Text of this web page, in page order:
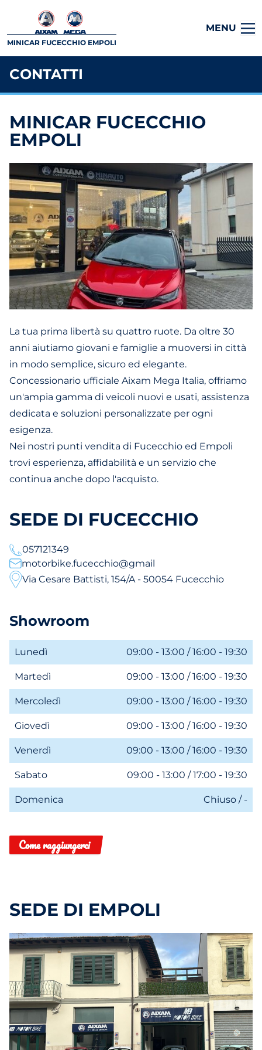
MINICAR FUCECCHIO EMPOLI
MENU
CONTATTI
MINICAR FUCECCHIO
EMPOLI
La tua prima libertà su quattro ruote. Da oltre 30
anni aiutiamo giovani e famiglie a muoversi in città
in modo semplice, sicuro ed elegante.
Concessionario ufficiale Aixam Mega Italia, offriamo
un'ampia gamma di veicoli nuovi e usati, assistenza
dedicata e soluzioni personalizzate per ogni
esigenza.
Nei nostri punti vendita di Fucecchio ed Empoli
trovi esperienza, affidabilità e un servizio che
continua anche dopo l'acquisto.
SEDE DI FUCECCHIO
057121349
motorbike.fucecchio@gmail
Via Cesare Battisti, 154/A - 50054 Fucecchio
Showroom
Lunedì 09:00 - 13:00 / 16:00 - 19:30
Martedì 09:00 - 13:00 / 16:00 - 19:30
Mercoledì 09:00 - 13:00 / 16:00 - 19:30
Giovedì 09:00 - 13:00 / 16:00 - 19:30
Venerdì 09:00 - 13:00 / 16:00 - 19:30
Sabato 09:00 - 13:00 / 17:00 - 19:30
Domenica Chiuso / -
Come raggiungerci
SEDE DI EMPOLI